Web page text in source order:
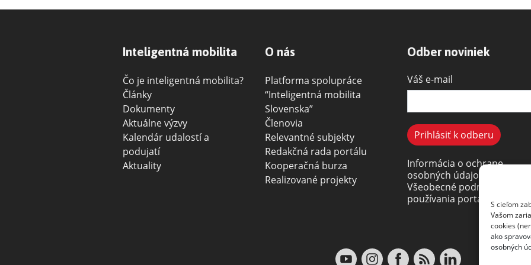
S cieľom
Vašom
cookies
ako
osobných
Inteligentná mobilita
Čo je inteligentná mobilita?
Články
Dokumenty
Aktuálne výzvy
Kalendár udalostí a
podujatí
Aktuality
O nás
Platforma spolupráce
“Inteligentná mobilita
Slovenska”
Členovia
Relevantné subjekty
Redakčná rada portálu
Kooperačná burza
Realizované projekty
Odber noviniek
Váš e-mail
Informácia o ochrane
osobných údajov
Všeobecné podmienky
používania portálu